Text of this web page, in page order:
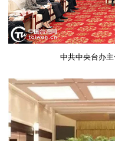
中共中央台办